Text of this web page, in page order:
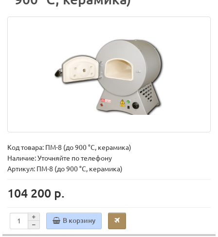
Код товара: ПМ-8 (до 900 °С, керамика)
Наличие: Уточняйте по телефону
Артикул: ПМ-8 (до 900 °С, керамика)
104 200 р.
В корзину